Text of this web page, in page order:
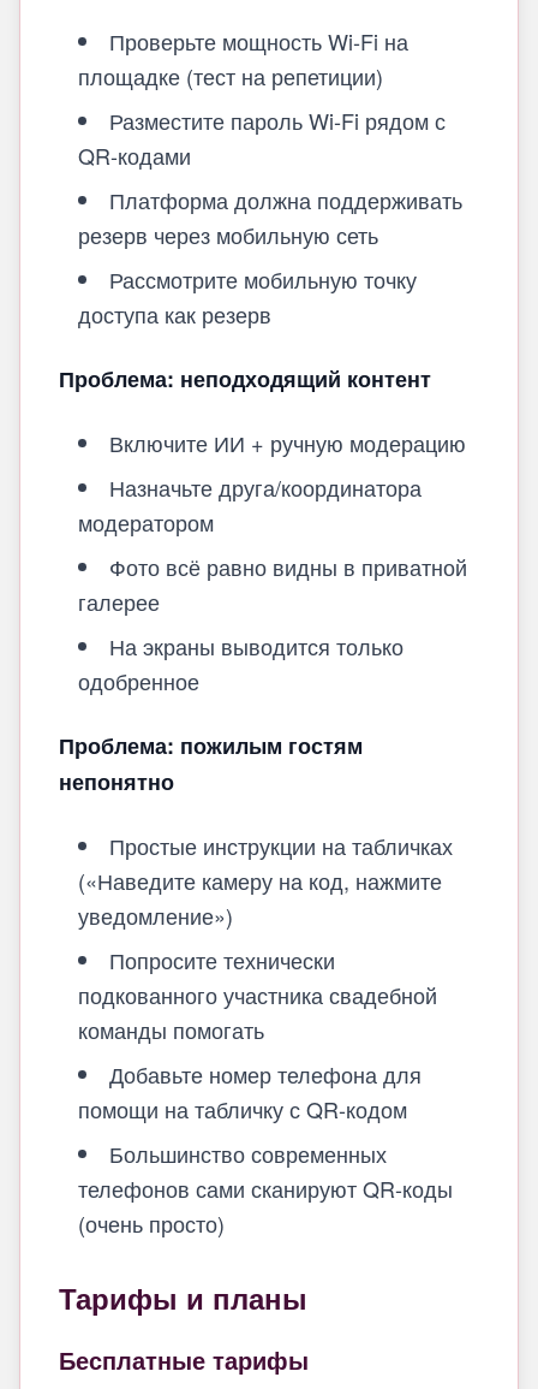
Проверьте мощность Wi‑Fi на
площадке (тест на репетиции)
Разместите пароль Wi‑Fi рядом с
QR-кодами
Платформа должна поддерживать
резерв через мобильную сеть
Рассмотрите мобильную точку
доступа как резерв
Проблема: неподходящий контент
Включите ИИ + ручную модерацию
Назначьте друга/координатора
модератором
Фото всё равно видны в приватной
галерее
На экраны выводится только
одобренное
Проблема: пожилым гостям
непонятно
Простые инструкции на табличках
(«Наведите камеру на код, нажмите
уведомление»)
Попросите технически
подкованного участника свадебной
команды помогать
Добавьте номер телефона для
помощи на табличку с QR-кодом
Большинство современных
телефонов сами сканируют QR-коды
(очень просто)
Тарифы и планы
Бесплатные тарифы